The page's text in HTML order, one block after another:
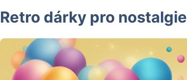
Retro dárky pro nostalgie